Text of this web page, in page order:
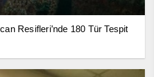
Resifleri’nde 180 Tür Tespit